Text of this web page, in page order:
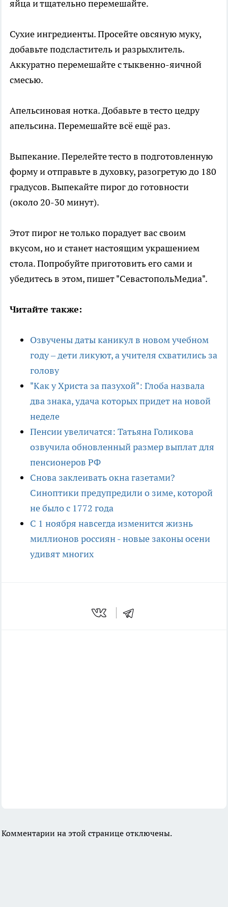
яйца и тщательно перемешайте.
Сухие ингредиенты. Просейте овсяную муку,
добавьте подсластитель и разрыхлитель.
Аккуратно перемешайте с тыквенно-яичной
смесью.
Апельсиновая нотка. Добавьте в тесто цедру
апельсина. Перемешайте всё ещё раз.
Выпекание. Перелейте тесто в подготовленную
форму и отправьте в духовку, разогретую до 180
градусов. Выпекайте пирог до готовности
(около 20-30 минут).
Этот пирог не только порадует вас своим
вкусом, но и станет настоящим украшением
стола. Попробуйте приготовить его сами и
убедитесь в этом, пишет "СевастопольМедиа".
Читайте также:
Озвучены даты каникул в новом учебном
году – дети ликуют, а учителя схватились за
голову
"Как у Христа за пазухой": Глоба назвала
два знака, удача которых придет на новой
неделе
Пенсии увеличатся: Татьяна Голикова
озвучила обновленный размер выплат для
пенсионеров РФ
Снова заклеивать окна газетами?
Синоптики предупредили о зиме, которой
не было с 1772 года
С 1 ноября навсегда изменится жизнь
миллионов россиян - новые законы осени
удивят многих
Комментарии на этой странице отключены.